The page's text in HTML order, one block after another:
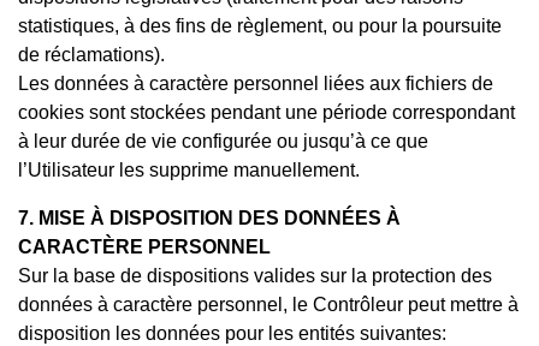
statistiques, à des fins de règlement, ou pour la poursuite
de réclamations).
Les données à caractère personnel liées aux fichiers de
cookies sont stockées pendant une période correspondant
à leur durée de vie configurée ou jusqu’à ce que
l’Utilisateur les supprime manuellement.
7. MISE À DISPOSITION DES DONNÉES À
CARACTÈRE PERSONNEL
Sur la base de dispositions valides sur la protection des
données à caractère personnel, le Contrôleur peut mettre à
disposition les données pour les entités suivantes: